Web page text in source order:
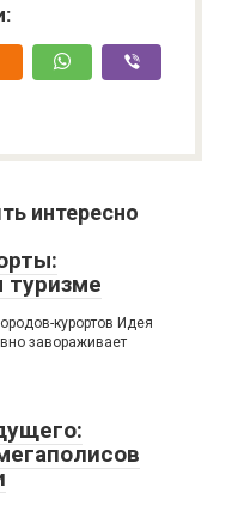
интересно
туризме
курортов Идея
завораживает